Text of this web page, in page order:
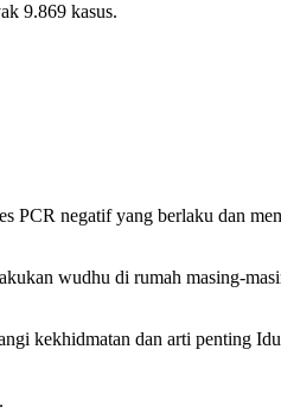
9.869 kasus.
PCR negatif yang berlaku dan
wudhu di rumah masing-
kekhidmatan dan arti penting